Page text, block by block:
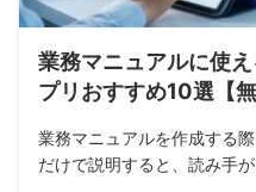
業務マニュアルに使
プリおすすめ10選【
業務マニュアルを作成する
だけで説明すると、読み手